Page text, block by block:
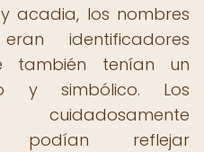
acadia, los nombres
identificadores
también tenían un
y simbólico. Los
podían reflejar